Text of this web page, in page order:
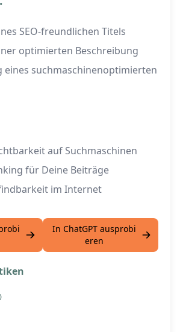
SEO-freundlichen Titels
optimierten Beschreibung
eines suchmaschinenoptimierten
auf Suchmaschinen
für Deine Beiträge
im Internet
In ChatGPT ausprobi
eren